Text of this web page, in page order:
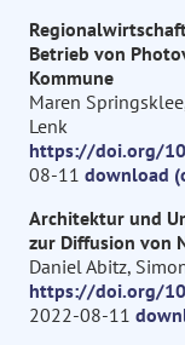
Betrieb von
Kommune
Maren
Lenk
https://doi.org/
08-11 download
Architektur und
zur Diffusion von
Daniel Abitz,
https://doi.org/
2022-08-11